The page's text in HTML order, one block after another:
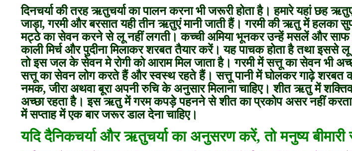
दिनचर्या की तरह ऋतुचर्या का पालन करना भी जरूरी होता है। हमारे यहां छह
जाड़ा, गरमी और बरसात यही तीन ऋतुएं मानी जाती हैं। गरमी की ऋतु में हलका
मट्ठे का सेवन करने से लू नहीं लगती। कच्ची अमिया भूनकर उन्हें मसलें और साफ
काली मिर्च और पुदीना मिलाकर शरबत तैयार करें। यह पाचक होता है तथा इससे
तो इस जल के सेवन मे रोगी को आराम मिल जाता है। गरमी में सत्तू का सेवन भी
सत्तू का सेवन लोग करते हैं और स्वस्थ रहते हैं। सत्तू पानी में घोलकर गाढ़े शरबत
नमक, जीरा अथवा बूरा अपनी रुचि के अनुसार मिलाना चाहिए। शीत ऋतु में
अच्छा रहता है। इस ऋतु में गरम कपड़े पहनने से शीत का प्रकोप असर नहीं
में सप्ताह में एक बार जरूर डाल देना चाहिए।
यदि दैनिकचर्या और ऋतुचर्या का अनुसरण करें, तो मनुष्य